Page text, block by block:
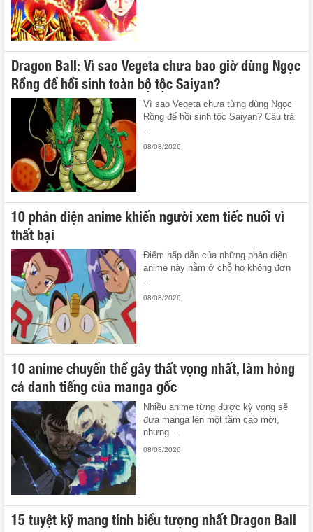
Dragon Ball: Vì sao Vegeta chưa bao giờ dùng Ngọc
Rồng để hồi sinh toàn bộ tộc Saiyan?
Vì sao Vegeta chưa từng dùng Ngọc
Rồng để hồi sinh tộc Saiyan? Câu trả
08/08/2026
10 phản diện anime khiến người xem tiếc nuối vì
thất bại
Điểm hấp dẫn của những phản diện
anime này nằm ở chỗ họ không đơn
...
08/08/2026
10 anime chuyển thể gây thất vọng nhất, làm hỏng
cả danh tiếng của manga gốc
Nhiều anime từng được kỳ vọng sẽ
đưa manga lên một tầm cao mới,
nhưng ...
08/08/2026
15 tuyệt kỹ mang tính biểu tượng nhất Dragon Ball